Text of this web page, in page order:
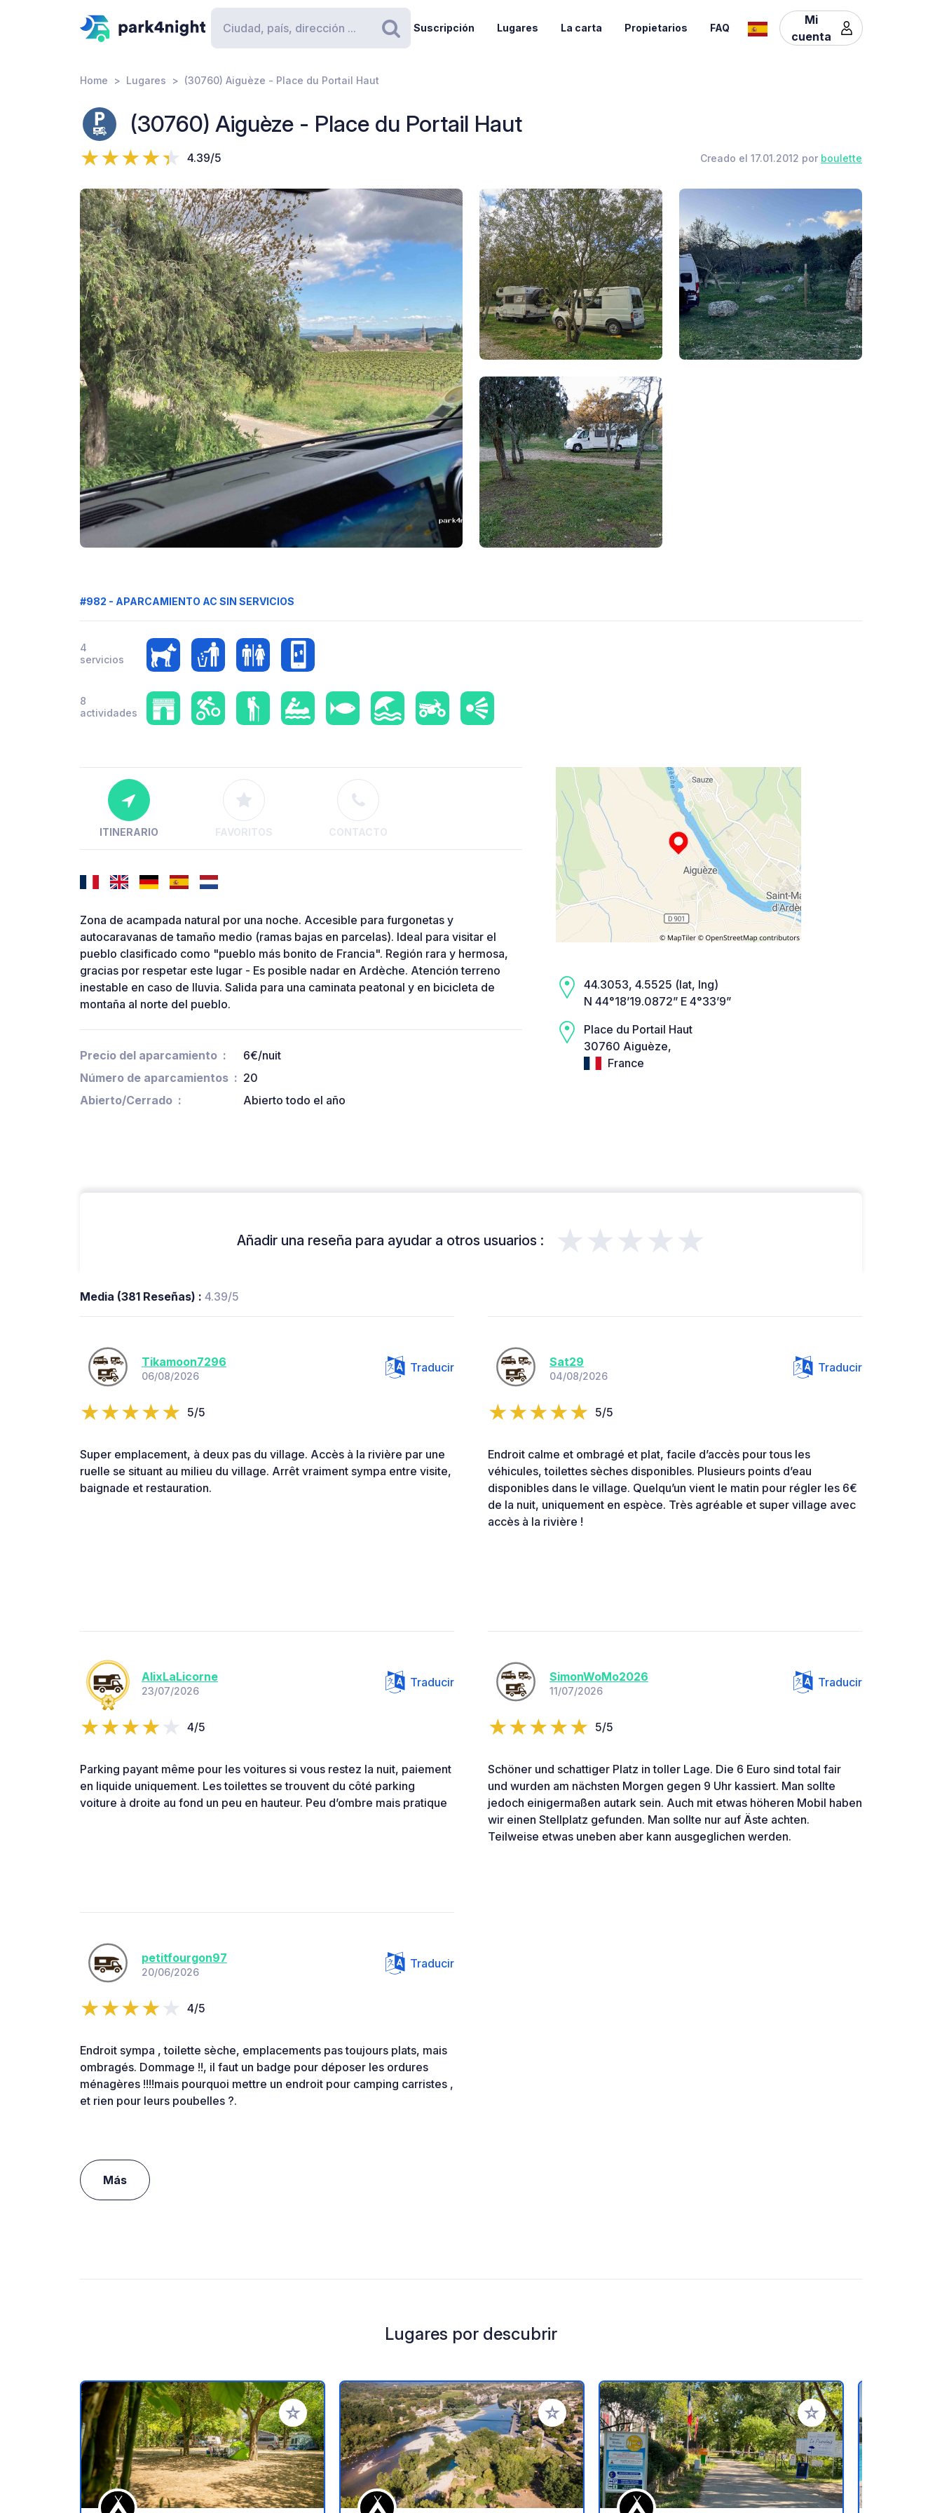
Buscar
Suscripción Lugares La carta Propietarios FAQ
Mi
cuenta
Home Lugares (30760) Aiguèze - Place du Portail Haut
(30760) Aiguèze - Place du Portail Haut
4.39/5 Creado el 17.01.2012 por boulette
#982 - APARCAMIENTO AC SIN SERVICIOS
4
servicios
8
actividades
ITINERARIO FAVORITOS CONTACTO
Zona de acampada natural por una noche. Accesible para furgonetas y
autocaravanas de tamaño medio (ramas bajas en parcelas). Ideal para visitar el
pueblo clasificado como "pueblo más bonito de Francia". Región rara y hermosa,
gracias por respetar este lugar - Es posible nadar en Ardèche. Atención terreno
inestable en caso de lluvia. Salida para una caminata peatonal y en bicicleta de
montaña al norte del pueblo.
Precio del aparcamiento
6€/nuit
Número de aparcamientos
20
Abierto/Cerrado
Abierto todo el año
44.3053, 4.5525 (lat, lng)
N 44°18’19.0872” E 4°33’9”
Place du Portail Haut
30760 Aiguèze,
France
Añadir una reseña para ayudar a otros usuarios : ★★★★★
Media (381 Reseñas) : 4.39/5
Tikamoon7296
06/08/2026
Traducir
5/5
Super emplacement, à deux pas du village. Accès à la rivière par une
ruelle se situant au milieu du village. Arrêt vraiment sympa entre visite,
baignade et restauration.
Sat29
04/08/2026
Traducir
5/5
Endroit calme et ombragé et plat, facile d’accès pour tous les
véhicules, toilettes sèches disponibles. Plusieurs points d’eau
disponibles dans le village. Quelqu’un vient le matin pour régler les 6€
de la nuit, uniquement en espèce. Très agréable et super village avec
accès à la rivière !
AlixLaLicorne
23/07/2026
Traducir
4/5
Parking payant même pour les voitures si vous restez la nuit, paiement
en liquide uniquement. Les toilettes se trouvent du côté parking
voiture à droite au fond un peu en hauteur. Peu d’ombre mais pratique
SimonWoMo2026
11/07/2026
Traducir
5/5
Schöner und schattiger Platz in toller Lage. Die 6 Euro sind total fair
und wurden am nächsten Morgen gegen 9 Uhr kassiert. Man sollte
jedoch einigermaßen autark sein. Auch mit etwas höheren Mobil haben
wir einen Stellplatz gefunden. Man sollte nur auf Äste achten.
Teilweise etwas uneben aber kann ausgeglichen werden.
petitfourgon97
20/06/2026
Traducir
4/5
Endroit sympa , toilette sèche, emplacements pas toujours plats, mais
ombragés. Dommage !!, il faut un badge pour déposer les ordures
ménagères !!!!mais pourquoi mettre un endroit pour camping carristes ,
et rien pour leurs poubelles ?.
Más
Lugares por descubrir
Añadir a tus favoritos Añadir a tus favoritos Añadir a tus favoritos